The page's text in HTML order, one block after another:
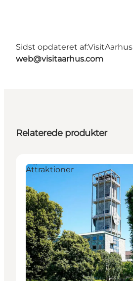
Sidst opdateret af:VisitAarhus
web@visitaarhus.com
Relaterede produkter
Attraktioner